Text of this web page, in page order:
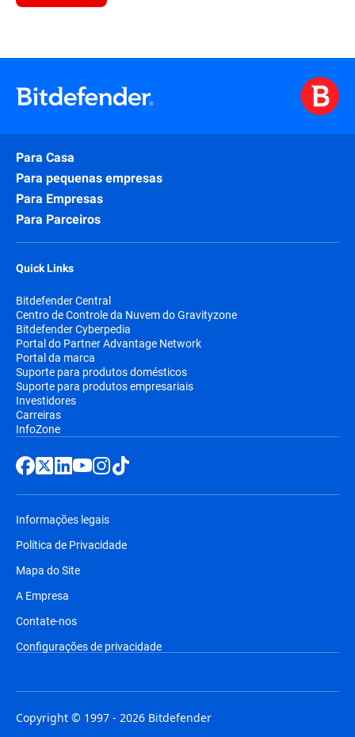
Para Casa
Para pequenas empresas
Para Empresas
Para Parceiros
Quick Links
Bitdefender Central
Centro de Controle da Nuvem do Gravityzone
Bitdefender Cyberpedia
Portal do Partner Advantage Network
Portal da marca
Suporte para produtos domésticos
Suporte para produtos empresariais
Investidores
Carreiras
InfoZone
Informações legais
Política de Privacidade
Mapa do Site
A Empresa
Contate-nos
Configurações de privacidade
Copyright © 1997 - 2026 Bitdefender